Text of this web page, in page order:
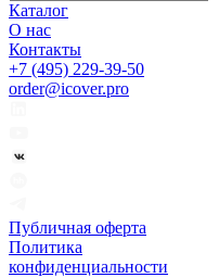
Каталог
О нас
Контакты
+7 (495) 229-39-50
order@icover.pro
Публичная оферта
Политика
конфиденциальности